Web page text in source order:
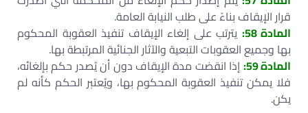
قرار الإيقاف بناءً على طلب النيابة العامة.
المادة 58:
يترتب على إلغاء الإيقاف تنفيذ العقوبة المحكوم
بها وجميع العقوبات التبعية والآثار الجنائية المرتبطة بها.
المادة 59:
إذا انقضت مدة الإيقاف دون أن يُصدر حكم بإلغائه،
فلا يمكن تنفيذ العقوبة المحكوم بها، ويُعتبر الحكم كأنه لم
يكن.